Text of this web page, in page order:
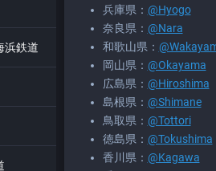
兵庫県： @Hyogo
奈良県： @Nara
和歌山県：
岡山県： @Okayama
広島県： @Hiroshima
島根県： @Shimane
鳥取県： @Tottori
徳島県： @Tokushima
香川県： @Kagawa
浜鉄道